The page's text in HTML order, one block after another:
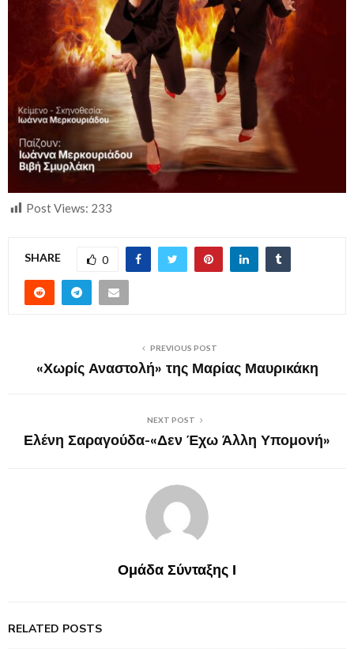
Post Views: 233
SHARE 0
PREVIOUS POST
«Χωρίς Αναστολή» της Μαρίας Μαυρικάκη
NEXT POST
Ελένη Σαραγούδα-«Δεν Έχω Άλλη Υπομονή»
Ομάδα Σύνταξης Ι
RELATED POSTS